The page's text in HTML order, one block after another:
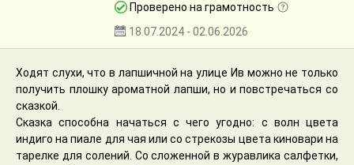
Проверено на грамотность
18.07.2024 - 02.06.2026
Ходят слухи, что в лапшичной на улице Ив можно не только
получить плошку ароматной лапши, но и повстречаться со
сказкой.
Сказка способна начаться с чего угодно: с волн цвета
индиго на пиале для чая или со стрекозы цвета киновари на
тарелке для солений. Со сложенной в журавлика салфетки,